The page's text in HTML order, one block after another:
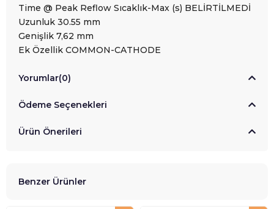
Time @ Peak Reflow Sıcaklık-Max (s) BELİRTİLMEDİ
Uzunluk 30.55 mm
Genişlik 7,62 mm
Ek Özellik COMMON-CATHODE
Yorumlar(0)
Ödeme Seçenekleri
Ürün Önerileri
Benzer Ürünler